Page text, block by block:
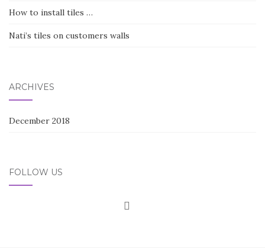
How to install tiles …
Nati’s tiles on customers walls
ARCHIVES
December 2018
FOLLOW US